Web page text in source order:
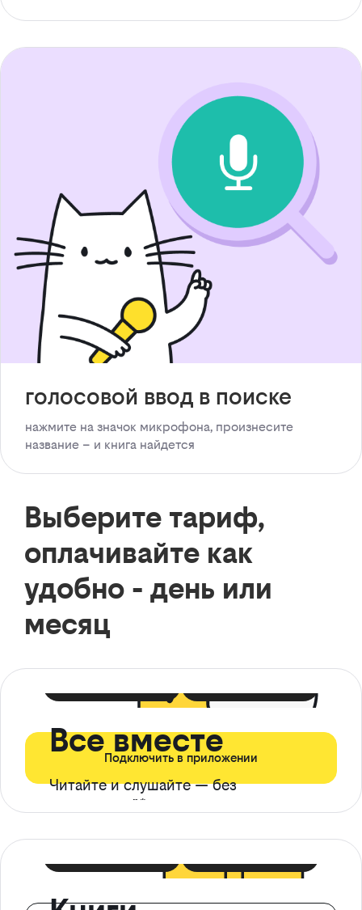
голосовой ввод в поиске
нажмите на значок микрофона, произнесите
название – и книга найдется
Выберите тариф,
оплачивайте как
удобно - день или
месяц
Все вместе
Читайте и слушайте — без
ограничений*
Подключить в приложении